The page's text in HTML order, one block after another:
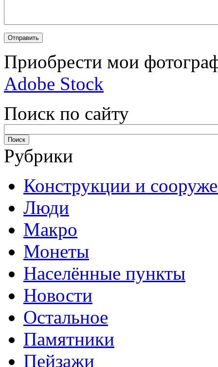
Приобрести мои
Adobe Stock
Поиск по сайту
Рубрики
Конструкции и
Люди
Макро
Монеты
Населённые пункты
Новости
Остальное
Памятники
Пейзажи